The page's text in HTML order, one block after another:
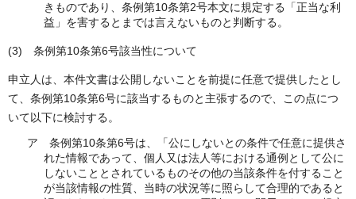
きものであり、条例第10条第2号本文に規定する「正当な利
益」を害するとまでは言えないものと判断する。
(3) 条例第10条第6号該当性について
申立人は、本件文書は公開しないことを前提に任意で提供したとし
て、条例第10条第6号に該当するものと主張するので、この点につ
いて以下に検討する。
ア 条例第10条第6号は、「公にしないとの条件で任意に提供さ
れた情報であって、個人又は法人等における通例として公に
しないこととされているものその他の当該条件を付すること
が当該情報の性質、当時の状況等に照らして合理的であると